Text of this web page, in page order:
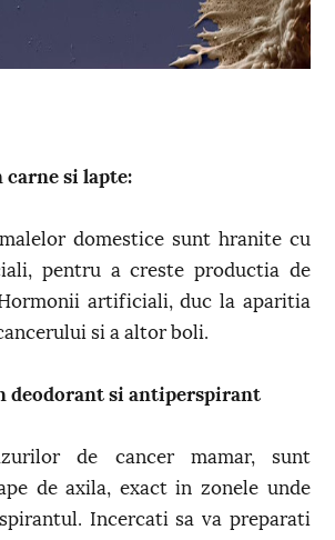
si lapte:
domestice sunt hranite cu
pentru a creste productia de
artificiali, duc la aparitia
si a altor boli.
deodorant si antiperspirant
de cancer mamar, sunt
de axila, exact in zonele unde
Incercati sa va preparati